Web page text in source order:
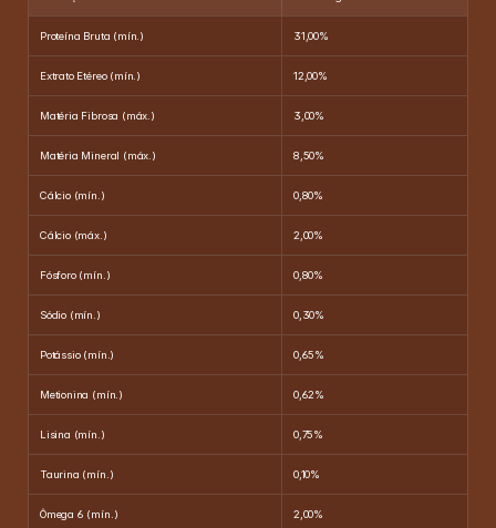
Proteína Bruta (mín.) 31,00%
Extrato Etéreo (mín.) 12,00%
Matéria Fibrosa (máx.) 3,00%
Matéria Mineral (máx.) 8,50%
Cálcio (mín.) 0,80%
Cálcio (máx.) 2,00%
Fósforo (mín.) 0,80%
Sódio (mín.) 0,30%
Potássio (mín.) 0,65%
Metionina (mín.) 0,62%
Lisina (mín.) 0,75%
Taurina (mín.) 0,10%
Ômega 6 (mín.) 2,00%